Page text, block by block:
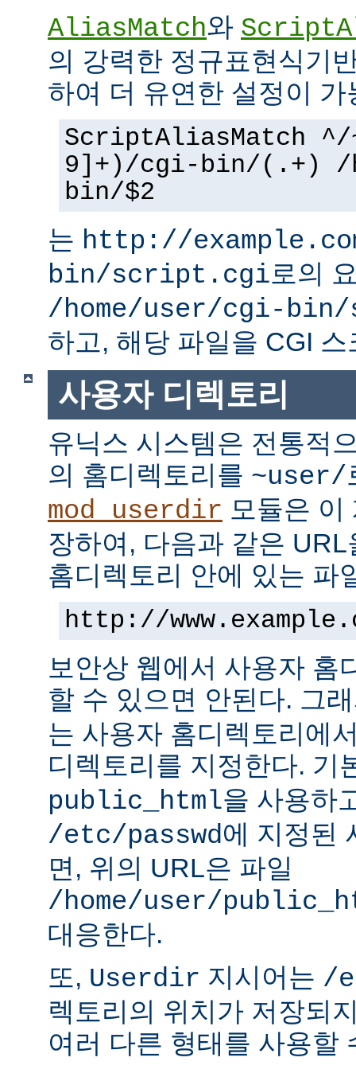
AliasMatch와
의 강력한 정규표현식기
하여 더 유연한 설정이
ScriptAliasMatch
9]+)/cgi-bin/(.+) /
bin/$2
는 http://
bin/script.cgi로의
/home/user/cgi-
하고, 해당 파일을 CGI
사용자 디렉토리
유닉스 시스템은 전통적
의 홈디렉토리를 ~user/
mod_userdir 모듈은
장하여, 다음과 같은
홈디렉토리 안에 있는 파
http://
보안상 웹에서 사용자 홈
할 수 있으면 안된다. 그
는 사용자 홈디렉토리에
디렉토리를 지정한다. 기
public_html을 사용하
/etc/passwd에 지정된
면, 위의 URL은 파일
/home/user/
대응한다.
또, Userdir 지시어는 /
렉토리의 위치가 저장되
여러 다른 형태를 사용할